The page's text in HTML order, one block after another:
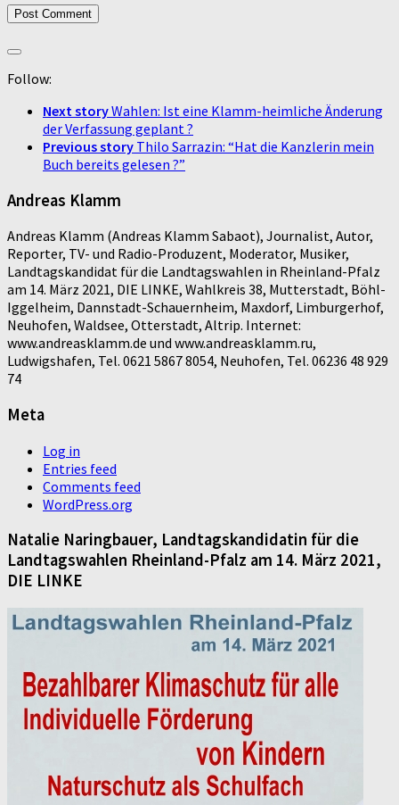
Follow:
Next storyWahlen: Ist eine Klamm-heimliche Änderung
der Verfassung geplant ?
Previous story Thilo Sarrazin: “Hat die Kanzlerin mein
Buch bereits gelesen ?”
Andreas Klamm
Andreas Klamm (Andreas Klamm Sabaot), Journalist, Autor,
Reporter, TV- und Radio-Produzent, Moderator, Musiker,
Landtagskandidat für die Landtagswahlen in Rheinland-Pfalz
am 14. März 2021, DIE LINKE, Wahlkreis 38, Mutterstadt, Böhl-
Iggelheim, Dannstadt-Schauernheim, Maxdorf, Limburgerhof,
Neuhofen, Waldsee, Otterstadt, Altrip. Internet:
www.andreasklamm.de und www.andreasklamm.ru,
Ludwigshafen, Tel. 0621 5867 8054, Neuhofen, Tel. 06236 48 929
74
Meta
Log in
Entries feed
Comments feed
WordPress.org
Natalie Naringbauer, Landtagskandidatin für die
Landtagswahlen Rheinland-Pfalz am 14. März 2021,
DIE LINKE